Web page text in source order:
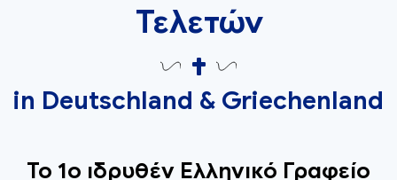
Τελετών
in Deutschland & Griechenland
Το 1ο ιδρυθέν Ελληνικό Γραφείο